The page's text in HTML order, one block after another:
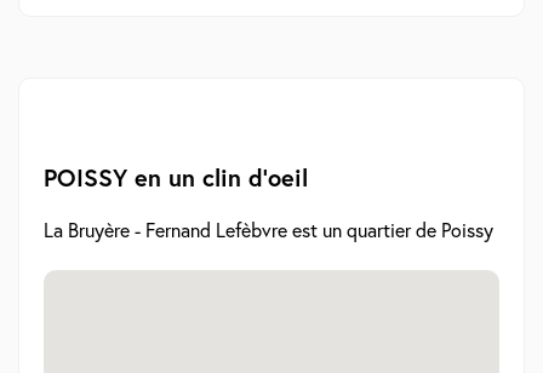
POISSY en un clin d'oeil
La Bruyère - Fernand Lefèbvre est un quartier de Poissy